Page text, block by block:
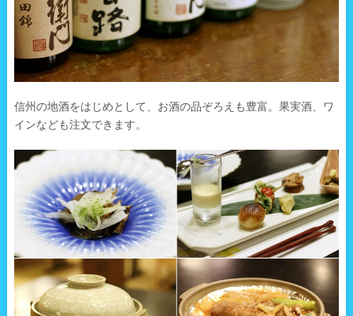
信州の地酒をはじめとして、お酒の品ぞろえも豊富。果実酒、ワ
インなども注文できます。